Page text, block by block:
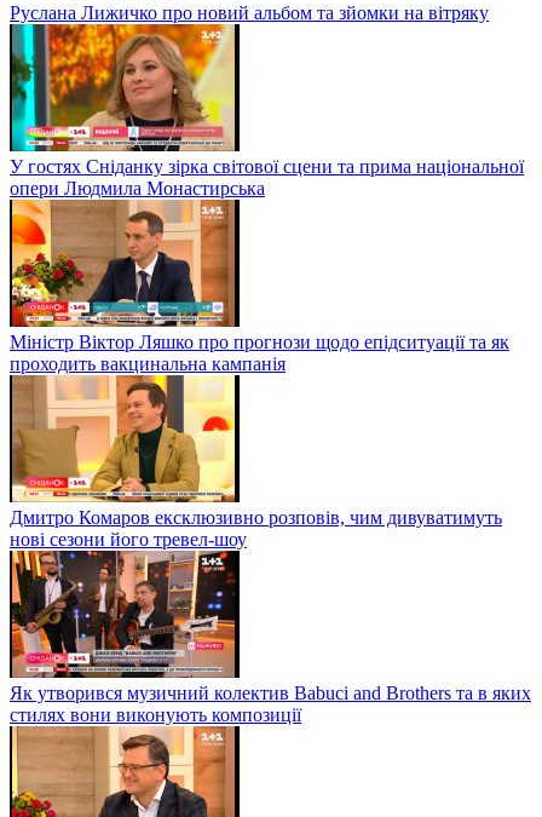
Руслана Лижичко про новий альбом та зйомки на вітряку
У гостях Сніданку зірка світової сцени та прима національної
опери Людмила Монастирська
Міністр Віктор Ляшко про прогнози щодо епідситуації та як
проходить вакцинальна кампанія
Дмитро Комаров ексклюзивно розповів, чим дивуватимуть
нові сезони його тревел-шоу
Як утворився музичний колектив Babuci and Brothers та в яких
стилях вони виконують композиції